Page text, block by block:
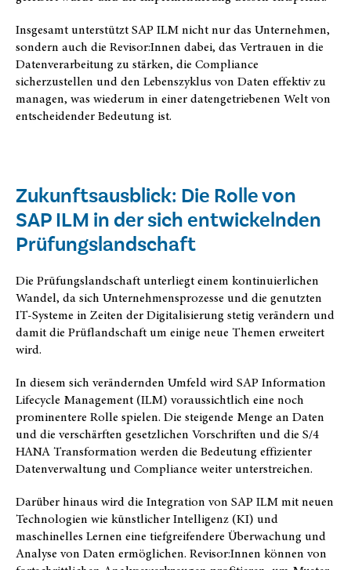
Insgesamt unterstützt SAP ILM nicht nur das Unternehmen,
sondern auch die Revisor:Innen dabei, das Vertrauen in die
Datenverarbeitung zu stärken, die Compliance
sicherzustellen und den Lebenszyklus von Daten effektiv zu
managen, was wiederum in einer datengetriebenen Welt von
entscheidender Bedeutung ist.
Zukunftsausblick: Die Rolle von
SAP ILM in der sich entwickelnden
Prüfungslandschaft
Die Prüfungslandschaft unterliegt einem kontinuierlichen
Wandel, da sich Unternehmensprozesse und die genutzten
IT-Systeme in Zeiten der Digitalisierung stetig verändern und
damit die Prüflandschaft um einige neue Themen erweitert
wird.
In diesem sich verändernden Umfeld wird SAP Information
Lifecycle Management (ILM) voraussichtlich eine noch
prominentere Rolle spielen. Die steigende Menge an Daten
und die verschärften gesetzlichen Vorschriften und die S/4
HANA Transformation werden die Bedeutung effizienter
Datenverwaltung und Compliance weiter unterstreichen.
Darüber hinaus wird die Integration von SAP ILM mit neuen
Technologien wie künstlicher Intelligenz (KI) und
maschinelles Lernen eine tiefgreifendere Überwachung und
Analyse von Daten ermöglichen. Revisor:Innen können von